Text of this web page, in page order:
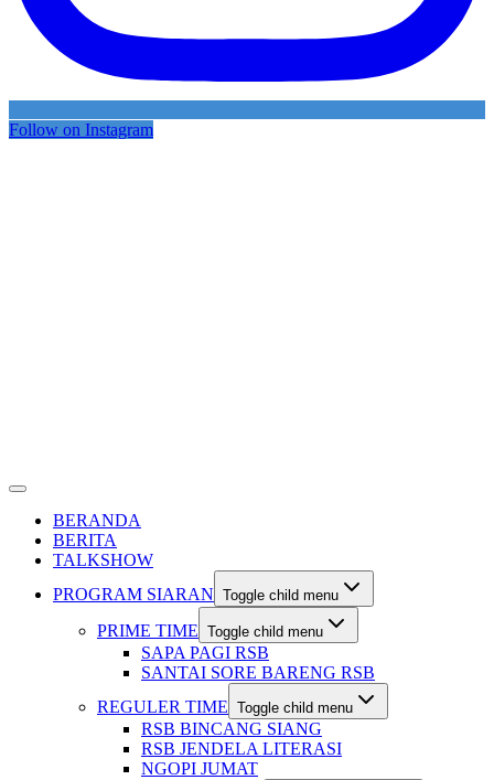
Follow on Instagram
BERANDA
BERITA
TALKSHOW
PROGRAM SIARAN Toggle child menu
PRIME TIME Toggle child menu
SAPA PAGI RSB
SANTAI SORE BARENG RSB
REGULER TIME Toggle child menu
RSB BINCANG SIANG
RSB JENDELA LITERASI
NGOPI JUMAT